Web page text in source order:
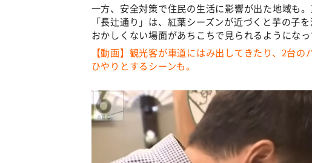
一方、安全対策で住民の生活に影響が出た地域も
「長辻通り」は、紅葉シーズンが近づくと芋の子
おかしくない場面があちこちで見られるようになっ
【動画】観光客が車道にはみ出してきたり、2台の
ひやりとするシーンも。